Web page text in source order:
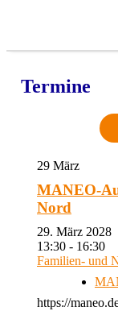
Termine
29 März
MANEO-
Nord
29. März 2028
13:30 - 16:30
Familien- und
https://